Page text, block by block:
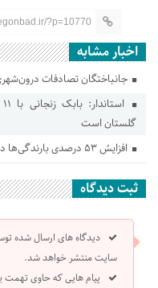
?p=10770
اخبار مشابه
جانباختگان تصادفات درون‌شهری گلستان ۱۷
گلستان است
افزایش ۵۳ درصدی بارندگی‌ها در گلستان
ثبت دیدگاه
دیدگاه های ارسال شده
سایت منتشر خواهد شد.
پیام هایی که حاوی تهمت